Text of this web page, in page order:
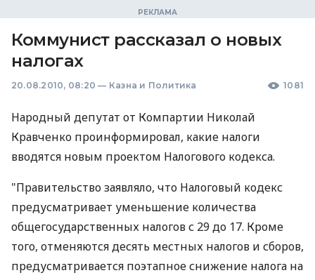
Коммунист рассказал о новых
налогах
20.08.2010, 08:20 — Казна и Политика 1081
Народный депутат от Компартии Николай
Кравченко проинформировал, какие налоги
вводятся новым проектом Налогового кодекса.
"Правительство заявляло, что Налоговый кодекс
предусматривает уменьшение количества
общегосударственных налогов с 29 до 17. Кроме
того, отменяются десять местных налогов и сборов,
предусматривается поэтапное снижение налога на